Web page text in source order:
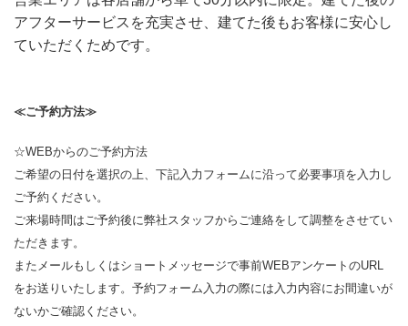
アフターサービスを充実させ、建てた後もお客様に安心し
ていただくためです。
≪ご予約方法≫
☆WEBからのご予約方法
ご希望の日付を選択の上、下記入力フォームに沿って必要事項を入力し
ご予約ください。
ご来場時間はご予約後に弊社スタッフからご連絡をして調整をさせてい
ただきます。
またメールもしくはショートメッセージで事前WEBアンケートのURL
をお送りいたします。予約フォーム入力の際には入力内容にお間違いが
ないかご確認ください。